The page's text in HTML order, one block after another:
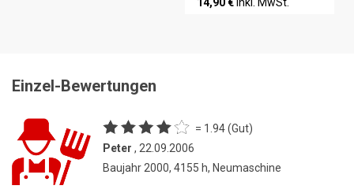
Einzel-Bewertungen
= 1.94 (Gut)
Peter , 22.09.2006
Baujahr 2000, 4155 h, Neumaschine